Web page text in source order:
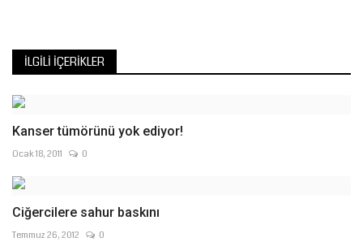
İLGILI İÇERIKLER
Kanser tümörünü yok ediyor!
Ocak 18, 2011 0
Ciğercilere sahur baskını
Temmuz 26, 2012 0